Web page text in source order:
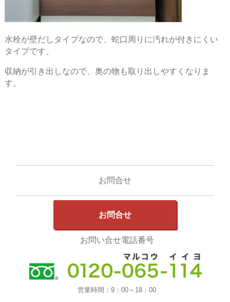
水栓が壁だしタイプなので、蛇口周りに汚れが付きにくい
タイプです。
収納が引き出しなので、奥の物も取り出しやすくなりま
す。
お問合せ
お問合せ
お問い合せ電話番号
営業時間：9：00～18：00